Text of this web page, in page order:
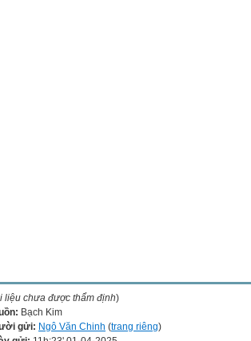
liệu chưa được thẩm định)
Bạch Kim
gửi: Ngô Văn Chinh (trang riêng)